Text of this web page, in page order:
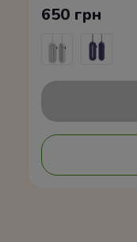
650 грн